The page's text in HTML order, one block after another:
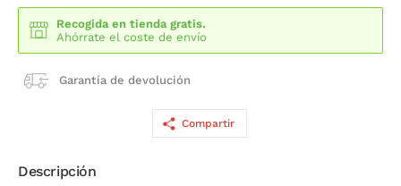
Recogida en tienda gratis.
Ahórrate el coste de envío
Garantía de devolución
Compartir
Descripción